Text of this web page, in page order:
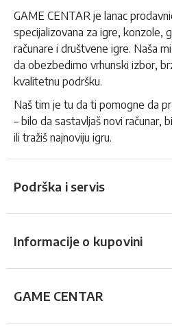
GAME CENTAR je lanac
specijalizovana za igre, konzole,
računare i društvene igre. Naša
da obezbedimo vrhunski izbor,
kvalitetnu podršku.
Naš tim je tu da ti pomogne da
– bilo da sastavljaš novi računar,
ili tražiš najnoviju igru.
Podrška i servis
Informacije o kupovini
GAME CENTAR